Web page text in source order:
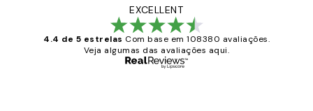
EXCELLENT
4.4 de 5 estrelas Com base em 108380 avaliações.
Veja algumas das avaliações aqui.